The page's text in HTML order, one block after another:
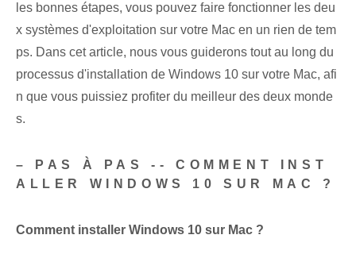
les bonnes étapes, vous pouvez faire fonctionner les deu
x systèmes d'exploitation sur votre Mac en un rien de tem
ps. Dans cet article, nous vous guiderons tout au long du
processus d'installation de Windows 10 sur votre Mac, afi
n que vous puissiez profiter du meilleur des deux monde
s.
– PAS À PAS -- COMMENT INST
ALLER WINDOWS 10 SUR MAC ?
Comment installer Windows 10 sur Mac ?